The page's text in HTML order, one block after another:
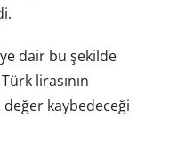
dair bu şekilde
lirasının
kaybedeceği